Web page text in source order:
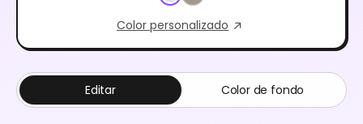
Color personalizado
Editar Color de fondo